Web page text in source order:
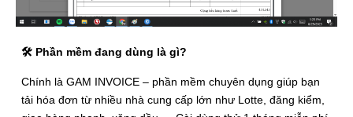
🛠 Phần mềm đang dùng là gì?
Chính là GAM INVOICE – phần mềm chuyên dụng giúp bạn
tải hóa đơn từ nhiều nhà cung cấp lớn như Lotte, đăng kiểm,